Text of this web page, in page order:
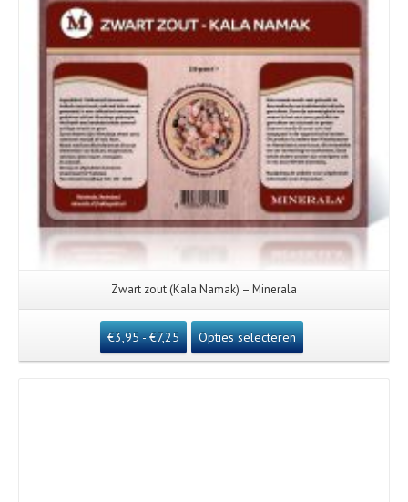
Zwart zout (Kala Namak) – Minerala
€3,95- €7,25 Opties selecteren